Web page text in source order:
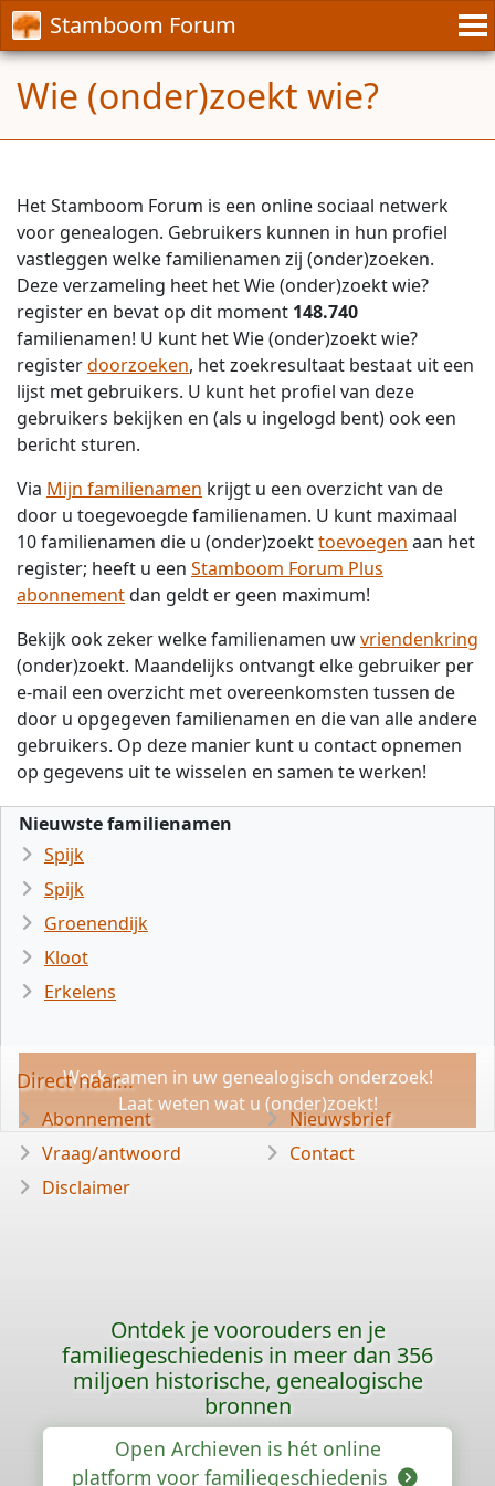
Stamboom Forum
Wie (onder)zoekt wie?
Het Stamboom Forum is een online sociaal netwerk
voor genealogen. Gebruikers kunnen in hun profiel
vastleggen welke familienamen zij (onder)zoeken.
Deze verzameling heet het Wie (onder)zoekt wie?
register en bevat op dit moment 148.740
familienamen! U kunt het Wie (onder)zoekt wie?
registerdoorzoeken, het zoekresultaat bestaat uit een
lijst met gebruikers. U kunt het profiel van deze
gebruikers bekijken en (als u ingelogd bent) ook een
bericht sturen.
Via Mijn familienamen krijgt u een overzicht van de
door u toegevoegde familienamen. U kunt maximaal
10 familienamen die u (onder)zoekttoevoegen aan het
register; heeft u een Stamboom Forum Plus
abonnementdan geldt er geen maximum!
Bekijk ook zeker welke familienamen uwvriendenkring
(onder)zoekt. Maandelijks ontvangt elke gebruiker per
e-mail een overzicht met overeenkomsten tussen de
door u opgegeven familienamen en die van alle andere
gebruikers. Op deze manier kunt u contact opnemen
op gegevens uit te wisselen en samen te werken!
Nieuwste familienamen
Spijk
Spijk
Groenendijk
Kloot
Erkelens
Werk samen in uw genealogisch onderzoek!
Laat weten wat u (onder)zoekt!
Direct naar...
Abonnement
Vraag/antwoord
Disclaimer
Nieuwsbrief
Contact
Ontdek je voorouders en je
familiegeschiedenis in meer dan 356
miljoen historische, genealogische
bronnen
Open Archieven is hét online
platform voor familiegeschiedenis